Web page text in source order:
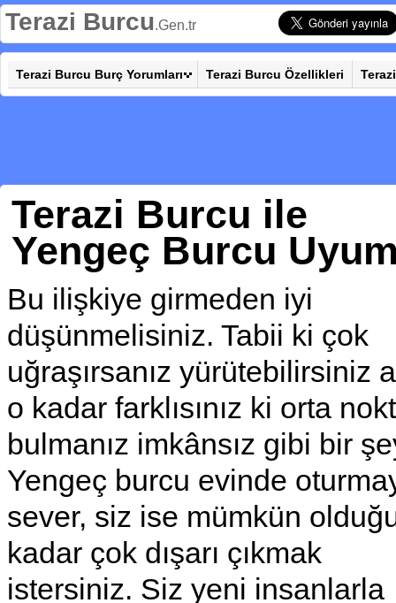
Terazi Burcu.Gen.tr
Terazi Burcu Burç Yorumları Terazi Burcu Özellikleri
Terazi Burcu ile
Yengeç Burcu
Bu ilişkiye girmeden iyi
düşünmelisiniz. Tabii ki çok
uğraşırsanız yürütebilirsiniz
o kadar farklısınız ki orta
bulmanız imkânsız gibi bir
Yengeç burcu evinde
sever, siz ise mümkün
kadar çok dışarı çıkmak
istersiniz. Siz yeni insanlarla